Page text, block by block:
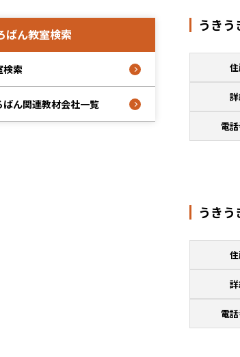
うき
電
うき
電
ばん教室検索
検索
ばん関連教材会社一覧